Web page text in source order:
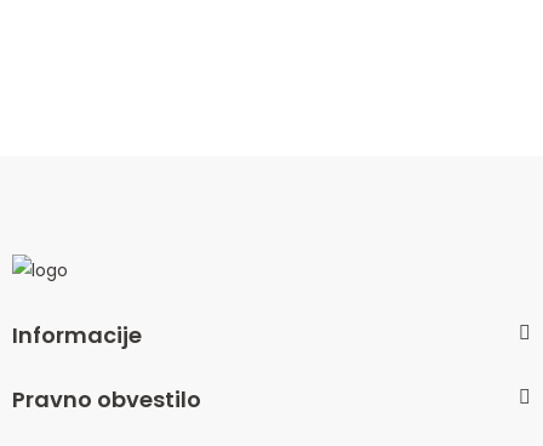
Informacije
Pravno obvestilo